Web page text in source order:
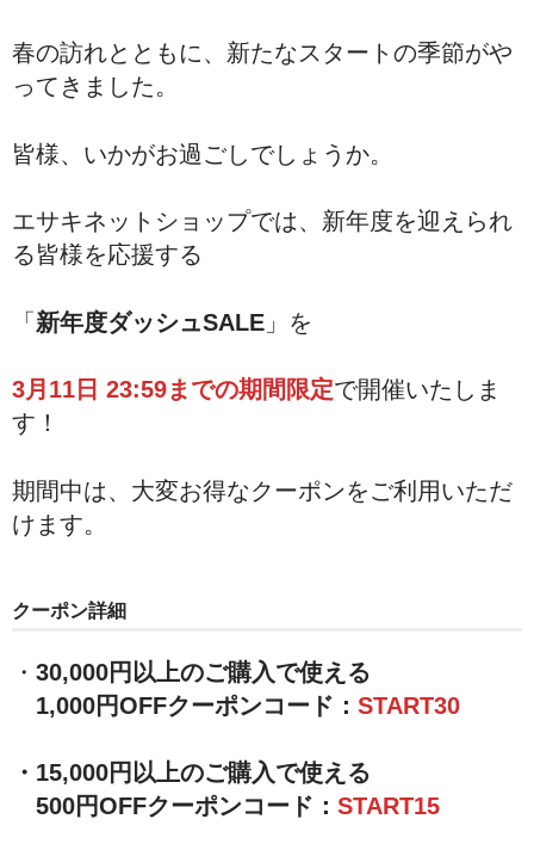
ホームケア
姿勢保持クッション
マスク
冷却用品
高機能まくら
ピックアップ
会員限定商品
セミナーチケット
ESAKI (エサキ)
春の訪れとともに、新たなスタートの季節がや
ってきました。
皆様、いかがお過ごしでしょうか。
エサキネットショップでは、新年度を迎えられ
る皆様を応援する
「 新年度ダッシュSALE 」を
3月11日 23:59までの期間限定で開催いたしま
す！
期間中は、大変お得なクーポンをご利用いただ
けます。
クーポン詳細
・ 30,000円以上のご購入で使える
1,000円OFFクーポンコード： START30
・15,000円以上のご購入で使える
500円OFFクーポンコード： START15